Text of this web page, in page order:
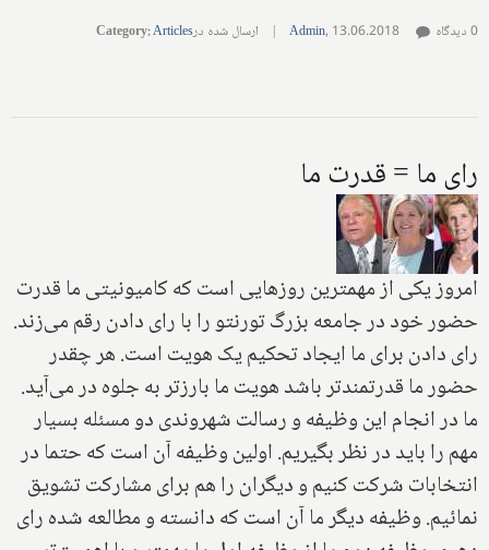
Admin, 13.06.2018
| ارسال شده در Category:Articles 0 دیدگاه
رای ما = قدرت ما
امروز یکی از مهمترین روزهایی است که کامیونیتی ما قدرت
حضور خود در جامعه بزرگ تورنتو را با رای دادن رقم می‌زند.
رای دادن برای ما ایجاد تحکیم یک هویت است. هر چقدر
حضور ما قدرتمندتر باشد هویت ما بارزتر به جلوه در می‌آید.
ما در انجام این وظیفه و رسالت شهروندی دو مسئله بسیار
مهم را باید در نظر بگیریم. اولین وظیفه آن است که حتما در
انتخابات شرکت کنیم و دیگران را هم برای مشارکت تشویق
نمائیم. وظیفه دیگر ما آن است که دانسته و مطالعه شده رای